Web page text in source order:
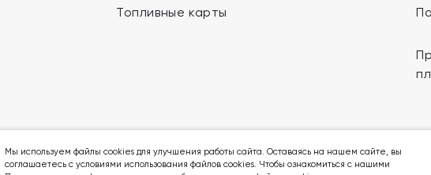
Топливные карты
Мы в социальных сетях:
Мы используем файлы cookies для улучшения работы сайта. Оставаясь на нашем сайте, вы
соглашаетесь с условиями использования файлов cookies. Чтобы ознакомиться с нашими